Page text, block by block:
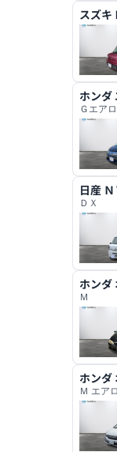
スズキ
ホンダ
Ｇエア
日産
ＤＸ
ホンダ
Ｍ
ホンダ
Ｍ エア